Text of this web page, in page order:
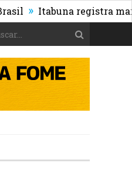
Itabuna registra maior